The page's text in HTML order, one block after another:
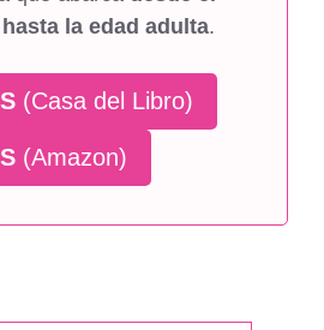
la edad adulta.
(Casa del Libro)
(Amazon)